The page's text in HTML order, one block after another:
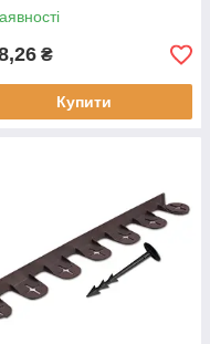
₴
Купити